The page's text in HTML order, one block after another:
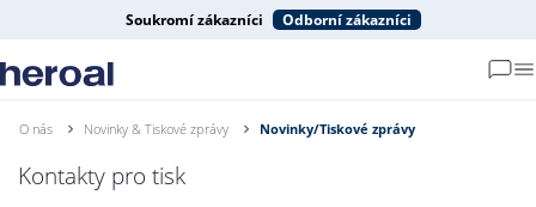
Soukromí zákazníci Odborní zákazníci
O nás Novinky & Tiskové zprávy Novinky/Tiskové zprávy
Kontakty pro tisk